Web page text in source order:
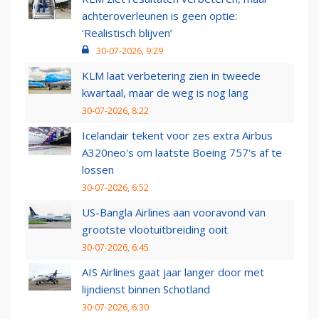
achteroverleunen is geen optie:
‘Realistisch blijven’
30-07-2026, 9:29
KLM laat verbetering zien in tweede
kwartaal, maar de weg is nog lang
30-07-2026, 8:22
Icelandair tekent voor zes extra Airbus
A320neo's om laatste Boeing 757's af te
lossen
30-07-2026, 6:52
US-Bangla Airlines aan vooravond van
grootste vlootuitbreiding ooit
30-07-2026, 6:45
AIS Airlines gaat jaar langer door met
lijndienst binnen Schotland
30-07-2026, 6:30